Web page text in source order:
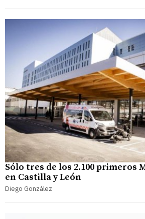
Sólo tres de los 2.100 primeros
en Castilla y León
Diego González